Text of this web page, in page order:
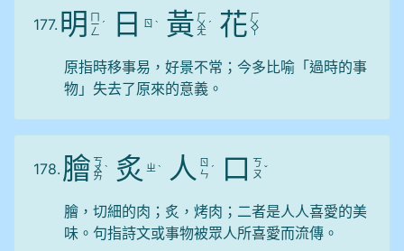
177. 明 ㄇ
ㄧ
ㄥ
ˊ 日 ㄖ ˋ 黃 ㄏ
ㄨ
ㄤ
ˊ 花 ㄏ
ㄨ
ㄚ
原指時移事易，好景不常；今多比喻「過時的事
物」失去了原來的意義。
178. 膾 ㄎ
ㄨ
ㄞ
ˋ 炙 ㄓ ˋ 人 ㄖ
ㄣ ˊ 口 ㄎ
ㄡ ˇ
膾，切細的肉；炙，烤肉；二者是人人喜愛的美
味。句指詩文或事物被眾人所喜愛而流傳。